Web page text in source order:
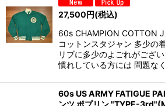
27,500円(税込)
60s CHAMPION COTTON
コットンスタジャン 多少の
リブに多少のよごれがござ
慣れしている方には 問題な
60s US ARMY FATIGUE
ンツ ポプリン "TYPE-